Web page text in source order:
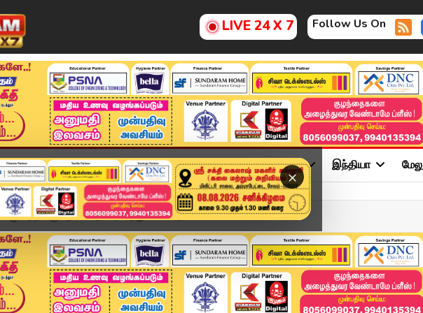
LIVE 24 X 7 Follow Us On
×
அண்மை தமிழ்நாடு சினிமா அரசியல் விளையாட்டு இந்தியா
சமூக நீதிக்கு எதிரான தீர்ப்பு..! ரத்து செய்! ரத...